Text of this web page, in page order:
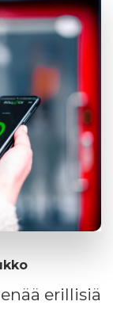
erillisiä